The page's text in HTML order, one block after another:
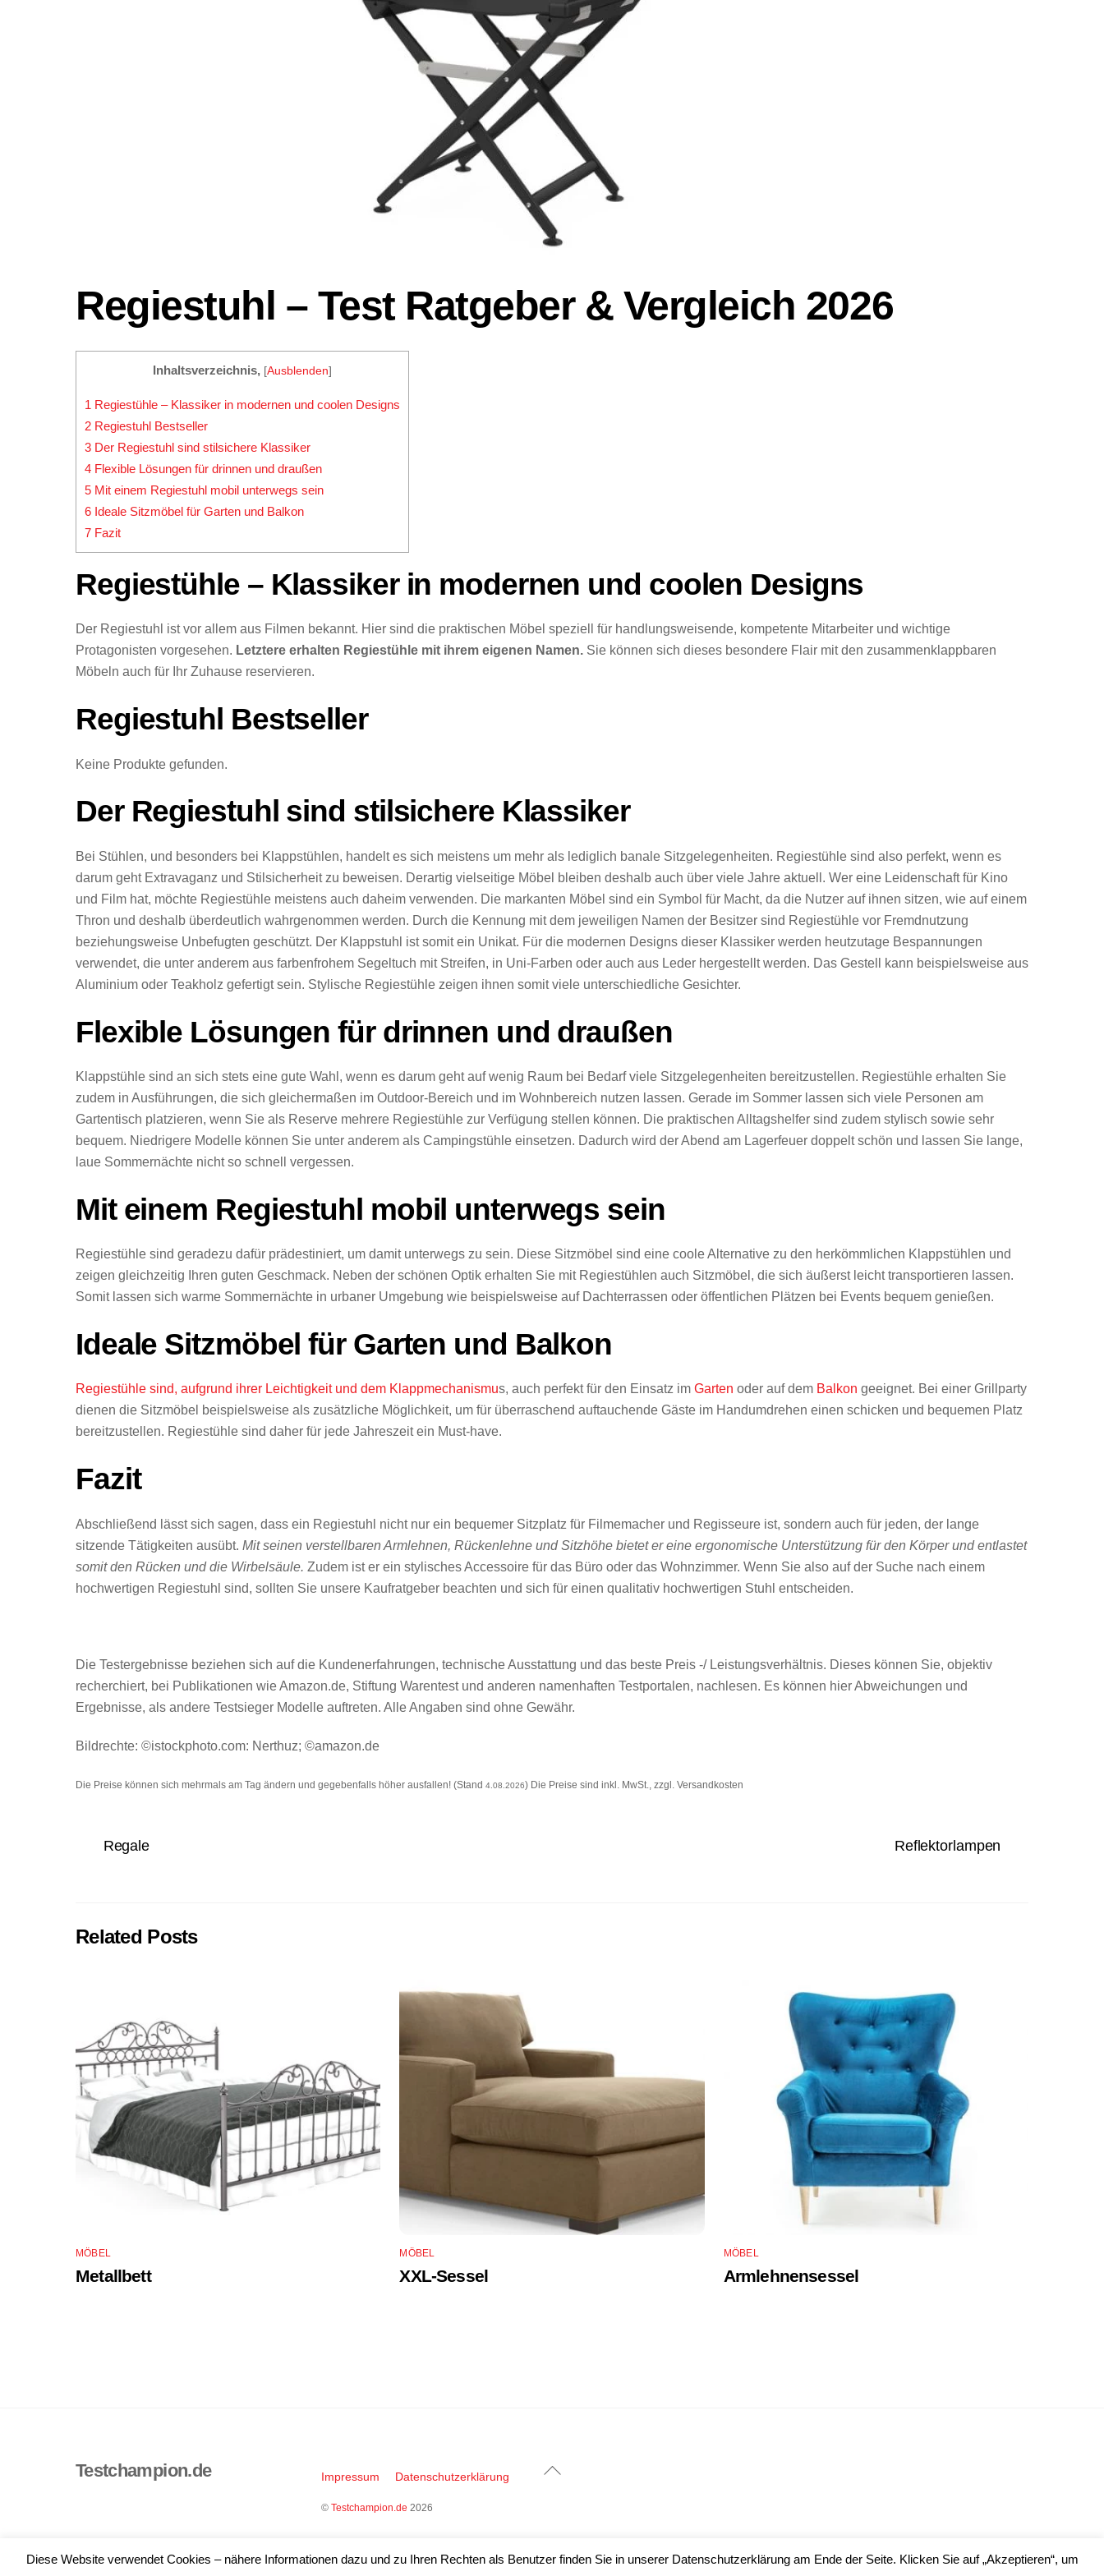
Regiestuhl – Test Ratgeber & Vergleich 2026
Inhaltsverzeichnis, [Ausblenden]
1 Regiestühle – Klassiker in modernen und coolen Designs
2 Regiestuhl Bestseller
3 Der Regiestuhl sind stilsichere Klassiker
4 Flexible Lösungen für drinnen und draußen
5 Mit einem Regiestuhl mobil unterwegs sein
6 Ideale Sitzmöbel für Garten und Balkon
7 Fazit
Regiestühle – Klassiker in modernen und coolen Designs
Der Regiestuhl ist vor allem aus Filmen bekannt. Hier sind die praktischen Möbel speziell für handlungsweisende, kompetente Mitarbeiter und wichtige
Protagonisten vorgesehen. Letztere erhalten Regiestühle mit ihrem eigenen Namen. Sie können sich dieses besondere Flair mit den zusammenklappbaren
Möbeln auch für Ihr Zuhause reservieren.
Regiestuhl Bestseller
Keine Produkte gefunden.
Der Regiestuhl sind stilsichere Klassiker
Bei Stühlen, und besonders bei Klappstühlen, handelt es sich meistens um mehr als lediglich banale Sitzgelegenheiten. Regiestühle sind also perfekt, wenn es
darum geht Extravaganz und Stilsicherheit zu beweisen. Derartig vielseitige Möbel bleiben deshalb auch über viele Jahre aktuell. Wer eine Leidenschaft für Kino
und Film hat, möchte Regiestühle meistens auch daheim verwenden. Die markanten Möbel sind ein Symbol für Macht, da die Nutzer auf ihnen sitzen, wie auf einem
Thron und deshalb überdeutlich wahrgenommen werden. Durch die Kennung mit dem jeweiligen Namen der Besitzer sind Regiestühle vor Fremdnutzung
beziehungsweise Unbefugten geschützt. Der Klappstuhl ist somit ein Unikat. Für die modernen Designs dieser Klassiker werden heutzutage Bespannungen
verwendet, die unter anderem aus farbenfrohem Segeltuch mit Streifen, in Uni-Farben oder auch aus Leder hergestellt werden. Das Gestell kann beispielsweise aus
Aluminium oder Teakholz gefertigt sein. Stylische Regiestühle zeigen ihnen somit viele unterschiedliche Gesichter.
Flexible Lösungen für drinnen und draußen
Klappstühle sind an sich stets eine gute Wahl, wenn es darum geht auf wenig Raum bei Bedarf viele Sitzgelegenheiten bereitzustellen. Regiestühle erhalten Sie
zudem in Ausführungen, die sich gleichermaßen im Outdoor-Bereich und im Wohnbereich nutzen lassen. Gerade im Sommer lassen sich viele Personen am
Gartentisch platzieren, wenn Sie als Reserve mehrere Regiestühle zur Verfügung stellen können. Die praktischen Alltagshelfer sind zudem stylisch sowie sehr
bequem. Niedrigere Modelle können Sie unter anderem als Campingstühle einsetzen. Dadurch wird der Abend am Lagerfeuer doppelt schön und lassen Sie lange,
laue Sommernächte nicht so schnell vergessen.
Mit einem Regiestuhl mobil unterwegs sein
Regiestühle sind geradezu dafür prädestiniert, um damit unterwegs zu sein. Diese Sitzmöbel sind eine coole Alternative zu den herkömmlichen Klappstühlen und
zeigen gleichzeitig Ihren guten Geschmack. Neben der schönen Optik erhalten Sie mit Regiestühlen auch Sitzmöbel, die sich äußerst leicht transportieren lassen.
Somit lassen sich warme Sommernächte in urbaner Umgebung wie beispielsweise auf Dachterrassen oder öffentlichen Plätzen bei Events bequem genießen.
Ideale Sitzmöbel für Garten und Balkon
Regiestühle sind, aufgrund ihrer Leichtigkeit und dem Klappmechanismus, auch perfekt für den Einsatz im Garten oder auf dem Balkon geeignet. Bei einer Grillparty
dienen die Sitzmöbel beispielsweise als zusätzliche Möglichkeit, um für überraschend auftauchende Gäste im Handumdrehen einen schicken und bequemen Platz
bereitzustellen. Regiestühle sind daher für jede Jahreszeit ein Must-have.
Fazit
Abschließend lässt sich sagen, dass ein Regiestuhl nicht nur ein bequemer Sitzplatz für Filmemacher und Regisseure ist, sondern auch für jeden, der lange
sitzende Tätigkeiten ausübt. Mit seinen verstellbaren Armlehnen, Rückenlehne und Sitzhöhe bietet er eine ergonomische Unterstützung für den Körper und entlastet
somit den Rücken und die Wirbelsäule. Zudem ist er ein stylisches Accessoire für das Büro oder das Wohnzimmer. Wenn Sie also auf der Suche nach einem
hochwertigen Regiestuhl sind, sollten Sie unsere Kaufratgeber beachten und sich für einen qualitativ hochwertigen Stuhl entscheiden.
Die Testergebnisse beziehen sich auf die Kundenerfahrungen, technische Ausstattung und das beste Preis -/ Leistungsverhältnis. Dieses können Sie, objektiv
recherchiert, bei Publikationen wie Amazon.de, Stiftung Warentest und anderen namenhaften Testportalen, nachlesen. Es können hier Abweichungen und
Ergebnisse, als andere Testsieger Modelle auftreten. Alle Angaben sind ohne Gewähr.
Bildrechte: ©istockphoto.com: Nerthuz; ©amazon.de
Die Preise können sich mehrmals am Tag ändern und gegebenfalls höher ausfallen! (Stand 4.08.2026) Die Preise sind inkl. MwSt., zzgl. Versandkosten
Regale Reflektorlampen
Related Posts
MÖBEL
Metallbett
MÖBEL
XXL-Sessel
MÖBEL
Armlehnensessel
Back
Testchampion.de Impressum Datenschutzerklärung
©Testchampion.de 2026
Diese Website verwendet Cookies – nähere Informationen dazu und zu Ihren Rechten als Benutzer finden Sie in unserer Datenschutzerklärung am Ende der Seite. Klicken Sie auf „Akzeptieren“, um